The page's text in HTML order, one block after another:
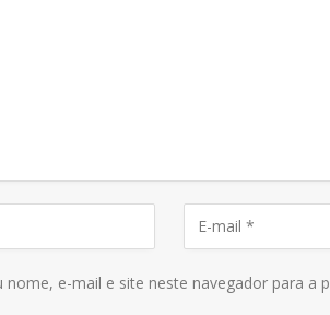
nome, e-mail e site neste navegador para a